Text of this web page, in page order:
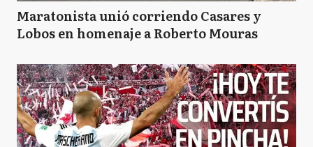
Maratonista unió corriendo Casares y
Lobos en homenaje a Roberto Mouras